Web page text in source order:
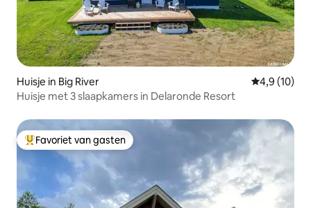
Huisje in Big River
4,9 (10)
Huisje met 3 slaapkamers in Delaronde Resort
Topfavoriet van gasten
Favoriet van gasten